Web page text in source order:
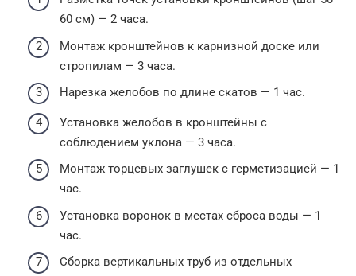
60 см) — 2 часа.
Монтаж кронштейнов к карнизной доске или
стропилам — 3 часа.
Нарезка желобов по длине скатов — 1 час.
Установка желобов в кронштейны с
соблюдением уклона — 3 часа.
Монтаж торцевых заглушек с герметизацией — 1
час.
Установка воронок в местах сброса воды — 1
час.
Сборка вертикальных труб из отдельных